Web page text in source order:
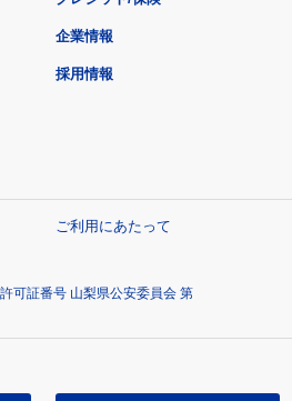
企業情報
採用情報
ご利用にあたって
可証番号 山梨県公安委員会 第